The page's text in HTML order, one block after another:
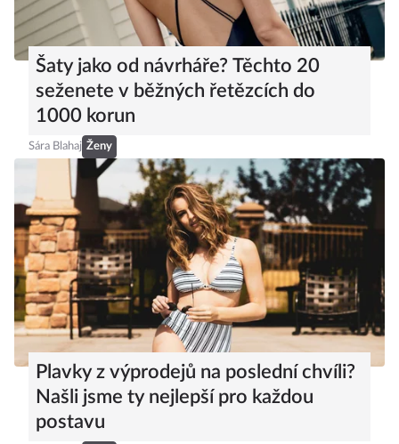
Šaty jako od návrháře? Těchto 20
seženete v běžných řetězcích do
1000 korun
Sára Blahaj Ženy
Plavky z výprodejů na poslední chvíli?
Našli jsme ty nejlepší pro každou
postavu